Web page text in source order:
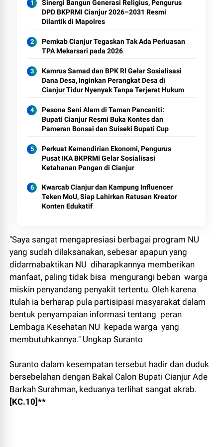
Sinergi Bangun Generasi Religius, Pengurus
DPD BKPRMI Cianjur 2026–2031 Resmi
Dilantik di Mapolres
Pemkab Cianjur Tegaskan Tak Ada Perluasan
TPA Mekarsari pada 2026
Kamrus Samad dan BPK RI Gelar Sosialisasi
Dana Desa, Inginkan Perangkat Desa di
Cianjur Tidur Nyenyak Tanpa Terjerat Hukum
Pesona Seni Alam di Taman Pancaniti:
Bupati Cianjur Resmi Buka Kontes dan
Pameran Bonsai dan Suiseki Bupati Cup
Perkuat Kemandirian Ekonomi, Pengurus
Pusat IKA BKPRMI Gelar Sosialisasi
Ketahanan Pangan di Cianjur
Kwarcab Cianjur dan Kampung Influencer
Teken MoU, Siap Lahirkan Ratusan Kreator
Konten Edukatif
"Saya sangat mengapresiasi berbagai program NU
yang sudah dilaksanakan, sebesar apapun yang
didarmabaktikan NU diharapkannya memberikan
manfaat, paling tidak bisa mengurangi beban warga
miskin penyandang penyakit tertentu. Oleh karena
itulah ia berharap pula partisipasi masyarakat dalam
bentuk penyampaian informasi tentang peran
Lembaga Kesehatan NU kepada warga yang
membutuhkannya." Ungkap Suranto
Suranto dalam kesempatan tersebut hadir dan duduk
bersebelahan dengan Bakal Calon Bupati Cianjur Ade
Barkah Surahman, keduanya terlihat sangat akrab.
[KC.10]**